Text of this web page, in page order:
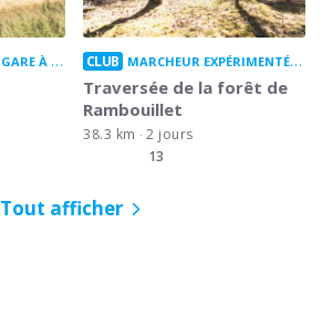
GARE À GARE CLUB MARCHEUR EXPÉRIMENTÉ
Traversée de la forêt de
Rambouillet
38.3 km
2 jours
13
Tout afficher